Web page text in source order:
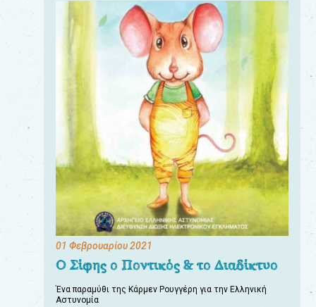
01 Φεβρουαρίου 2021
Ο Σίφης ο Ποντικός & το Διαδίκτυο
Ένα παραμύθι της Κάρμεν Ρουγγέρη για την Ελληνική
Αστυνομία